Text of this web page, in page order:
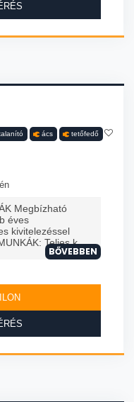
ács tetőfedő
Megbízható
éves
kivitelezéssel
Teljes k...
BŐVEBBEN